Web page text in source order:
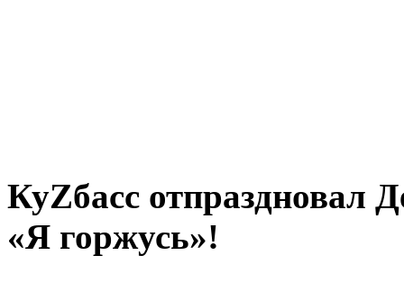
КуZбасс отпраздновал
«Я горжусь»!